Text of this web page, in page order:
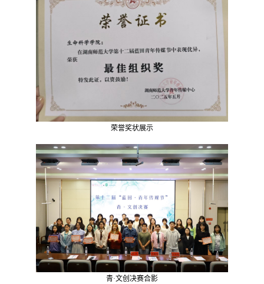
荣誉奖状展示
青·文创决赛合影